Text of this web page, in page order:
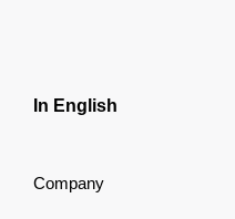
In English
Company